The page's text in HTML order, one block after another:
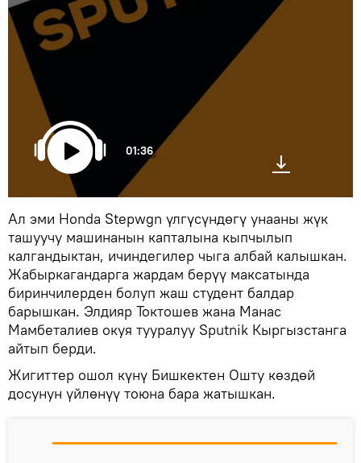
01:36
Ал эми Honda Stepwgn үлгүсүндөгү унааны жүк
ташуучу машинанын капталына кыпчылып
калгандыктан, ичиндегилер чыга албай калышкан.
Жабыркагандарга жардам берүү максатында
биринчилерден болуп жаш студент балдар
барышкан. Элдияр Токтошев жана Манас
Мамбеталиев окуя тууралуу Sputnik Кыргызстанга
айтып берди.
Жигиттер ошол күнү Бишкектен Ошту көздөй
досунун үйлөнүү тоюна бара жатышкан.